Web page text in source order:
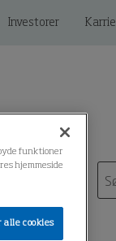
Investorer
funktioner
hjemmeside
alle cookies